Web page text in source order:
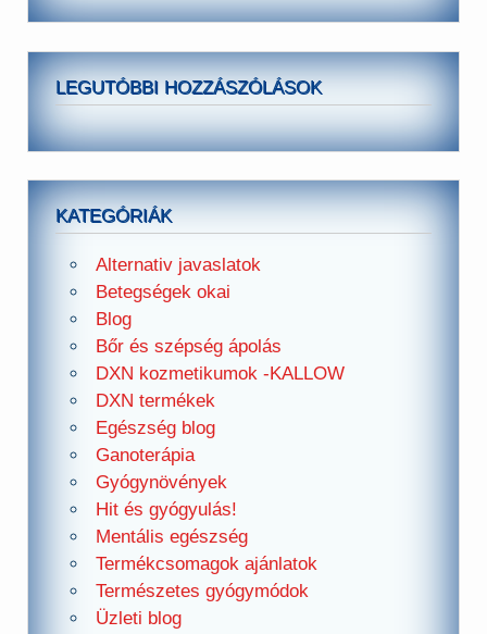
LEGUTÓBBI HOZZÁSZÓLÁSOK
KATEGÓRIÁK
Alternativ javaslatok
Betegségek okai
Blog
Bőr és szépség ápolás
DXN kozmetikumok -KALLOW
DXN termékek
Egészség blog
Ganoterápia
Gyógynövények
Hit és gyógyulás!
Mentális egészség
Termékcsomagok ajánlatok
Természetes gyógymódok
Üzleti blog